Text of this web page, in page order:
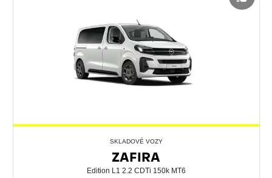
SKLADOVÉ VOZY
ZAFIRA
Edition L1 2.2 CDTi 150k MT6